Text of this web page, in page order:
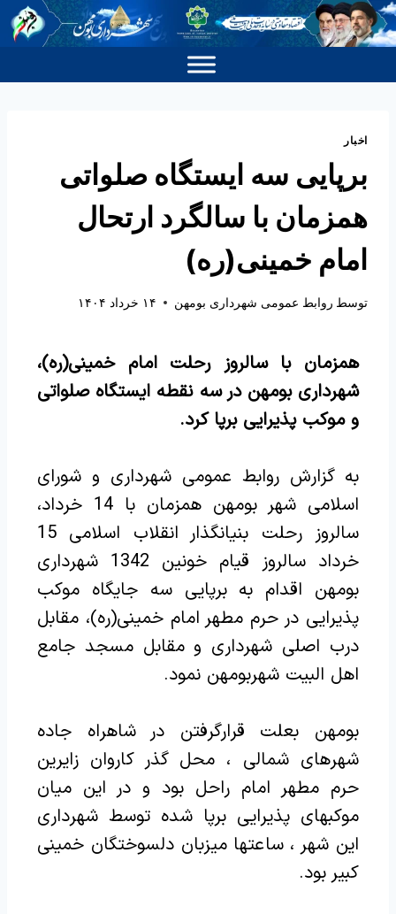
اخبار
برپایی سه ایستگاه صلواتی
همزمان با سالگرد ارتحال
امام خمینی(ره)
توسط روابط عمومی شهرداری بومهن ۱۴ خرداد ۱۴۰۴
همزمان با سالروز رحلت امام خمینی(ره)،
شهرداری بومهن در سه نقطه ایستگاه صلواتی
و موکب پذیرایی برپا کرد.
به گزارش روابط عمومی شهرداری و شورای
اسلامی شهر بومهن همزمان با 14 خرداد،
سالروز رحلت بنیانگذار انقلاب اسلامی 15
خرداد سالروز قیام خونین 1342 شهرداری
بومهن اقدام به برپایی سه جایگاه موکب
پذیرایی در حرم مطهر امام خمینی(ره)، مقابل
درب اصلی شهرداری و مقابل مسجد جامع
اهل البیت شهربومهن نمود.
بومهن بعلت قرارگرفتن در شاهراه جاده
شهرهای شمالی ، محل گذر کاروان زایرین
حرم مطهر امام راحل بود و در این میان
موکبهای پذیرایی برپا شده توسط شهرداری
این شهر ، ساعتها میزبان دلسوختگان خمینی
کبیر بود.